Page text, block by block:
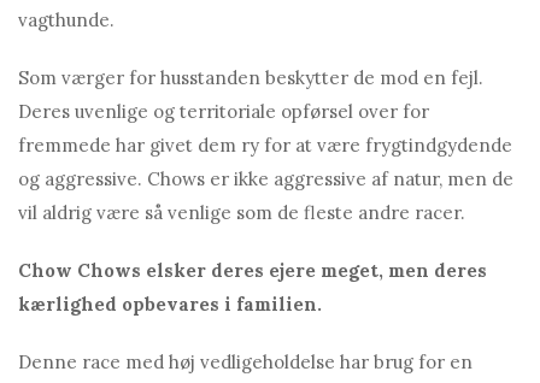
vagthunde.
Som værger for husstanden beskytter de mod en fejl.
Deres uvenlige og territoriale opførsel over for
fremmede har givet dem ry for at være frygtindgydende
og aggressive. Chows er ikke aggressive af natur, men de
vil aldrig være så venlige som de fleste andre racer.
Chow Chows elsker deres ejere meget, men deres
kærlighed opbevares i familien.
Denne race med høj vedligeholdelse har brug for en